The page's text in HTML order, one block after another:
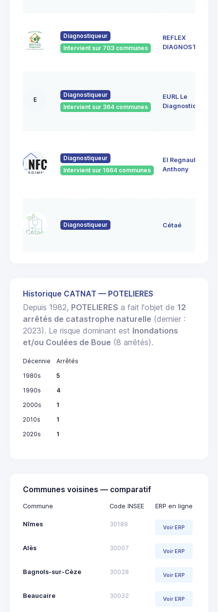
Diagnostiqueur
Intervient sur 703 communes
REFLEX
DIAGNOSTIC
E
Diagnostiqueur
Intervient sur 364 communes
EURL Le
Diagnostiqueur
Diagnostiqueur
Intervient sur 1664 communes
EI Regnault
Anthony
Diagnostiqueur Cétaé
Historique CATNAT — POTELIERES
Depuis 1982, POTELIERES a fait l'objet de 12
arrêtés de catastrophe naturelle (dernier :
2023). Le risque dominant est Inondations
et/ou Coulées de Boue (8 arrêtés).
Décennie
Arrêtés
1980s
5
1990s
4
2000s
1
2010s
1
2020s
1
Communes voisines — comparatif
Commune Code INSEE ERP en ligne
Nîmes 30189 Voir ERP
Alès 30007 Voir ERP
Bagnols-sur-Cèze 30028 Voir ERP
Beaucaire 30032 Voir ERP